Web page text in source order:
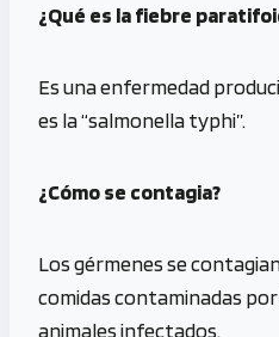
¿Qué es la fiebre
Es una enfermedad
es la “salmonella typhi”.
¿Cómo se contagia?
Los gérmenes se
comidas contaminadas
animales infectados.